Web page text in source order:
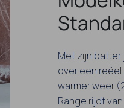
Met zijn
over een reëel
warmer weer
Range rijdt